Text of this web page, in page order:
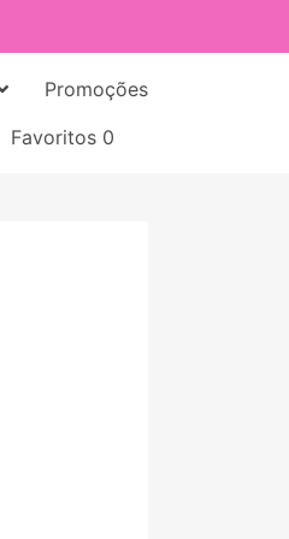
Promoções
Favoritos 0